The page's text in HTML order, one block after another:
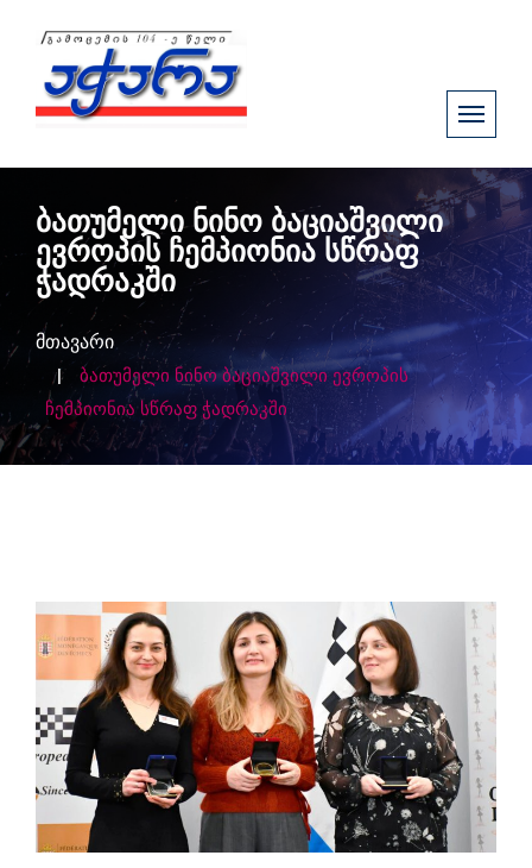
ბათუმელი ნინო ბაციაშვილი
ევროპის ჩემპიონია სწრაფ
ჭადრაკში
მთავარი
ბათუმელი ნინო ბაციაშვილი ევროპის
ჩემპიონია სწრაფ ჭადრაკში